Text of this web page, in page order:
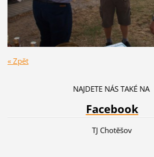
« Zpět
NAJDETE NÁS TAKÉ NA
Facebook
TJ Chotěšov